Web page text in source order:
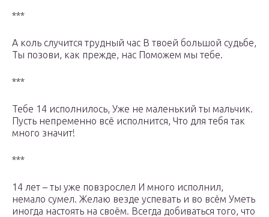
***
А коль случится трудный час В твоей большой судьбе,
Ты позови, как прежде, нас Поможем мы тебе.
***
Тебе 14 исполнилось, Уже не маленький ты мальчик.
Пусть непременно всё исполнится, Что для тебя так
много значит!
***
14 лет – ты уже повзрослел И много исполнил,
немало сумел. Желаю везде успевать и во всём Уметь
иногда настоять на своём. Всегда добиваться того, что